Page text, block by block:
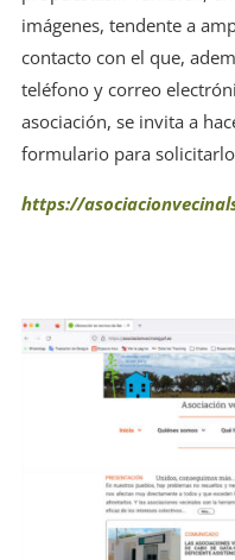
imágenes, tendente a
contacto con el que,
teléfono y correo
asociación, se invita a
formulario para
https://